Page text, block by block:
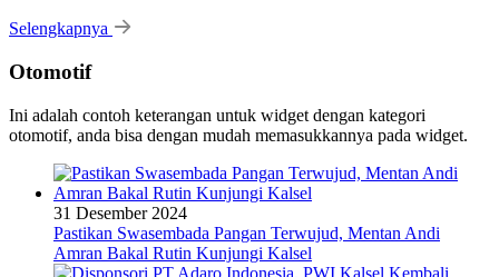
Selengkapnya
Otomotif
Ini adalah contoh keterangan untuk widget dengan kategori
otomotif, anda bisa dengan mudah memasukkannya pada widget.
31 Desember 2024
Pastikan Swasembada Pangan Terwujud, Mentan Andi
Amran Bakal Rutin Kunjungi Kalsel